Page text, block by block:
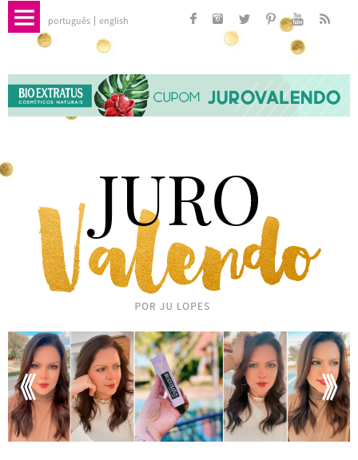
português english